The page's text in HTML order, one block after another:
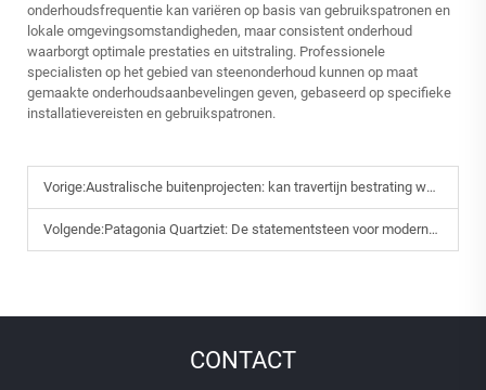
onderhoudsfrequentie kan variëren op basis van gebruikspatronen en
lokale omgevingsomstandigheden, maar consistent onderhoud
waarborgt optimale prestaties en uitstraling. Professionele
specialisten op het gebied van steenonderhoud kunnen op maat
gemaakte onderhoudsaanbevelingen geven, gebaseerd op specifieke
installatievereisten en gebruikspatronen.
Vorige:Australische buitenprojecten: kan travertijn bestrating weerstand bieden aan zon en zeewind?
Volgende:Patagonia Quartziet: De statementsteen voor moderne Amerikaanse interieurdesign
CONTACT